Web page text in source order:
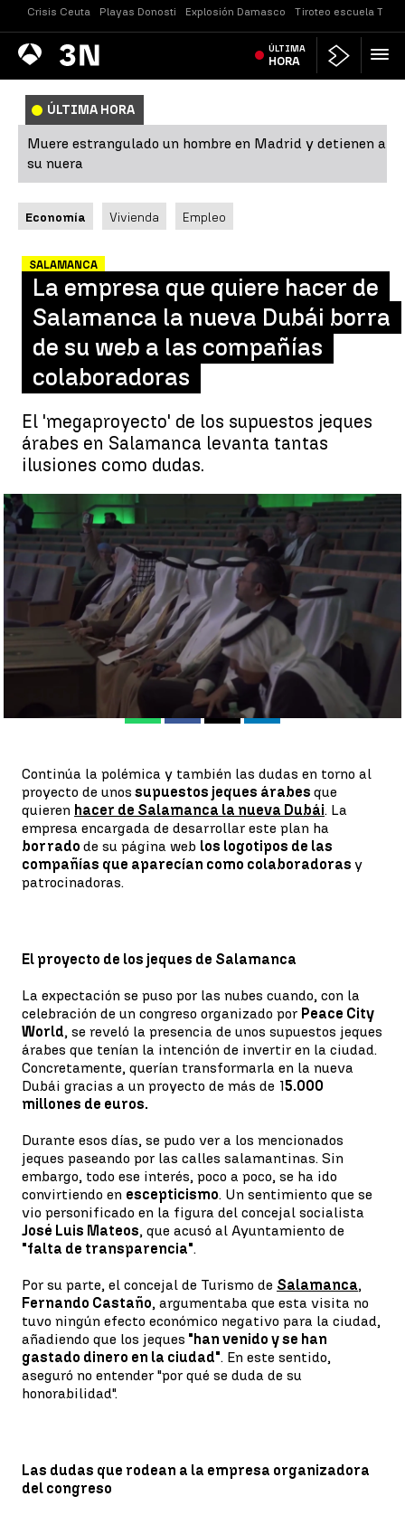
Crisis Ceuta Playas Donosti Explosión Damasco Tiroteo escuela
Antena
3 Noticias ÚLTIMA
HORA
ÚLTIMA HORA
Muere estrangulado un hombre en Madrid y detienen a
su nuera
Economía Vivienda Empleo
SALAMANCA
La empresa que quiere hacer de
Salamanca la nueva Dubái borra
de su web a las compañías
colaboradoras
El 'megaproyecto' de los supuestos jeques
árabes en Salamanca levanta tantas
ilusiones como dudas.
La empresa que quiere hacer de Salamanca la nueva Dubái |
antena3noticias.com
Álvaro Perreau
Publicado:06 de febrero de 2023, 19:14
WhatsappFacebook
X Linkedin
Continúa la polémica y también las dudas en torno al
proyecto de unos supuestos jeques árabes que
quieren hacer de Salamanca la nueva Dubái. La
empresa encargada de desarrollar este plan ha
borrado de su página web los logotipos de las
compañías que aparecían como colaboradoras y
patrocinadoras.
El proyecto de los jeques de Salamanca
La expectación se puso por las nubes cuando, con la
celebración de un congreso organizado por Peace City
World, se reveló la presencia de unos supuestos jeques
árabes que tenían la intención de invertir en la ciudad.
Concretamente, querían transformarla en la nueva
Dubái gracias a un proyecto de más de 15.000
millones de euros.
Durante esos días, se pudo ver a los mencionados
jeques paseando por las calles salamantinas. Sin
embargo, todo ese interés, poco a poco, se ha ido
convirtiendo en escepticismo. Un sentimiento que se
vio personificado en la figura del concejal socialista
José Luis Mateos, que acusó al Ayuntamiento de
"falta de transparencia".
Por su parte, el concejal de Turismo de Salamanca,
Fernando Castaño, argumentaba que esta visita no
tuvo ningún efecto económico negativo para la ciudad,
añadiendo que los jeques "han venido y se han
gastado dinero en la ciudad". En este sentido,
aseguró no entender "por qué se duda de su
honorabilidad".
Las dudas que rodean a la empresa organizadora
del congreso